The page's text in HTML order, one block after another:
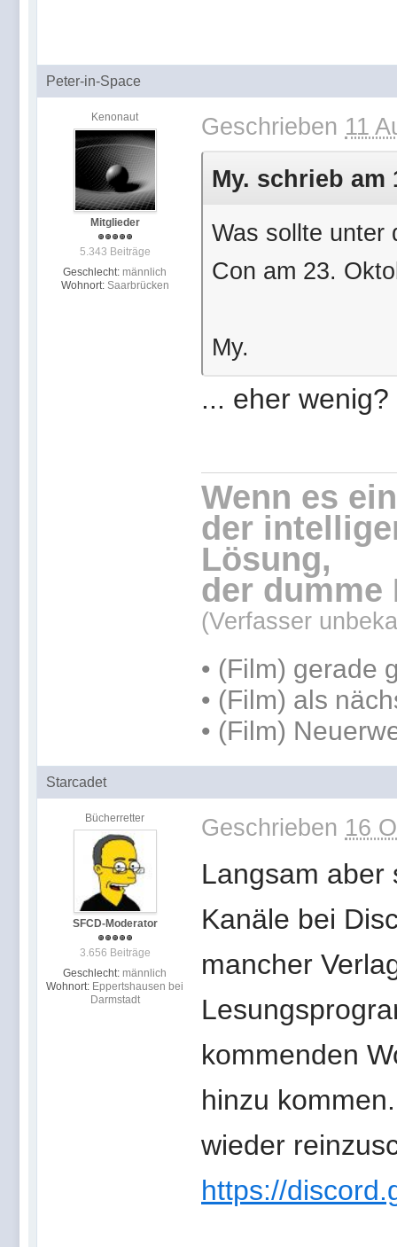
Peter-in-Space
Kenonaut
Mitglieder
5.343 Beiträge
Geschlecht: männlich
Wohnort: Saarbrücken
Geschrieben 11
My. schrieb am
Was sollte unter
Con am 23.
My.
... eher wenig?
Wenn es
der
Lösung,
der dumme
(Verfasser
• (Film) gerade
• (Film) als
• (Film)
Starcadet
Bücherretter
SFCD-Moderator
3.656 Beiträge
Geschlecht: männlich
Wohnort: Eppertshausen bei
Darmstadt
Geschrieben 16
Langsam aber
Kanäle bei
mancher
kommenden
hinzu
wieder
https://